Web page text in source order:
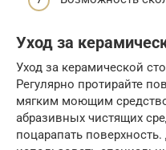
Уход за
Уход за керамической
Регулярно протирайте
мягким моющим
абразивных чистящих
поцарапать